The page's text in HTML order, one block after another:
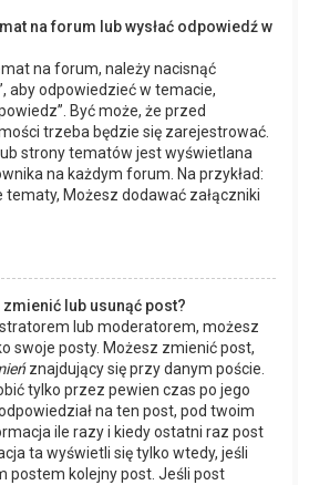
na forum lub wysłać odpowiedź w
na forum, należy nacisnąć
aby odpowiedzieć w temacie,
Być może, że przed
trzeba będzie się zarejestrować.
strony tematów jest wyświetlana
na każdym forum. Na przykład:
Możesz dodawać załączniki
lub usunąć post?
lub moderatorem, możesz
swoje posty. Możesz zmienić post,
znajdujący się przy danym poście.
tylko przez pewien czas po jego
na ten post, pod twoim
ile razy i kiedy ostatni raz post
ta wyświetli się tylko wtedy, jeśli
postem kolejny post. Jeśli post